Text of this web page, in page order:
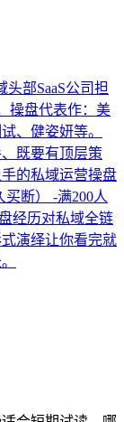
部SaaS公司担
操盘代表作：美
、健姿妍等。
既要有顶层策
的私域运营操盘
断） -满200人
经历对私域全链
演绎让你看完就